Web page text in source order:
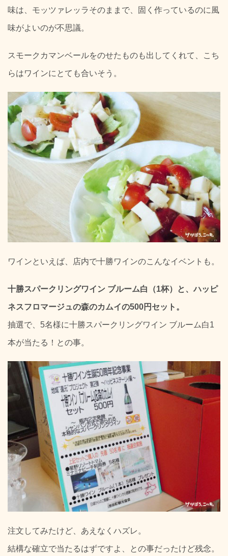
味は、モッツァレッラそのままで、固く作っているのに風
味がよいのが不思議。
スモークカマンベールをのせたものも出してくれて、こち
らはワインにとても合いそう。
ワインといえば、店内で十勝ワインのこんなイベントも。
十勝スパークリングワイン ブルーム白（1杯）と、ハッピ
ネスフロマージュの森のカムイの500円セット。
抽選で、5名様に十勝スパークリングワイン ブルーム白1
本が当たる！との事。
注文してみたけど、あえなくハズレ。
結構な確立で当たるはずですよ、との事だったけど残念。